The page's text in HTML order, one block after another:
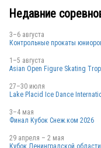
FRA
FRA
Недавние
3–6 августа
Контрольные прокаты
1–5 августа
Asian Open Figure Skating
27–30 июля
Lake Placid Ice Dance
3–4 мая
Финал Кубок Снеж.ком 2026
29 апреля – 2 мая